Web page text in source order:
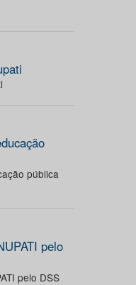
pública
pelo
pelo DSS